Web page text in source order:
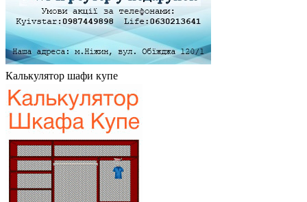
Калькулятор шафи купе